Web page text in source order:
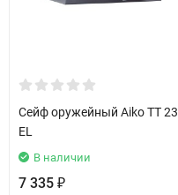
Сейф оружейный Aiko TT 23
EL
В наличии
7 335 ₽